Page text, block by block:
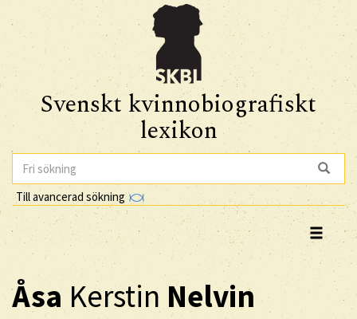
Svenskt kvinnobiografiskt
lexikon
Till avancerad sökning
Åsa Kerstin Nelvin